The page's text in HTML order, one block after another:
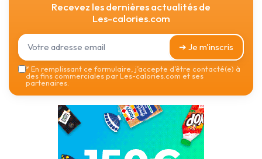
Recevez les dernières actualités de
Les-calories.com
➔ Je m'inscris
*En remplissant ce formulaire, j’accepte d’être contacté(e) à
des fins commerciales par Les-calories.com et ses
partenaires.